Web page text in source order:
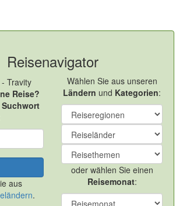
Reisenavigator
Reise?
Suchwort
aus
.
Wählen Sie aus unseren
Ländern und Kategorien:
oder wählen Sie einen
Reisemonat: